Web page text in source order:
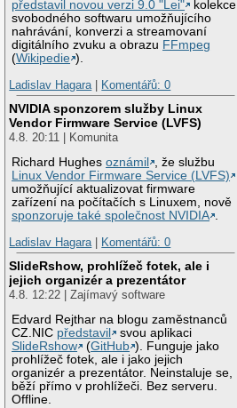
představil novou verzi 9.0 "Lei"
kolekce
svobodného softwaru umožňujícího
nahrávání, konverzi a streamovaní
digitálního zvuku a obrazu FFmpeg
(Wikipedie ).
Ladislav Hagara| Komentářů: 0
NVIDIA sponzorem služby Linux
Vendor Firmware Service (LVFS)
4.8. 20:11 | Komunita
Richard Hughesoznámil
, že službu
Linux Vendor Firmware Service (LVFS)
umožňující aktualizovat firmware
zařízení na počítačích s Linuxem, nově
sponzoruje také společnost NVIDIA .
Ladislav Hagara| Komentářů: 0
SlideRshow, prohlížeč fotek, ale i
jejich organizér a prezentátor
4.8. 12:22 | Zajímavý software
Edvard Rejthar na blogu zaměstnanců
CZ.NIC představil
svou aplikaci
SlideRshow
(GitHub ). Funguje jako
prohlížeč fotek, ale i jako jejich
organizér a prezentátor. Neinstaluje se,
běží přímo v prohlížeči. Bez serveru.
Offline.